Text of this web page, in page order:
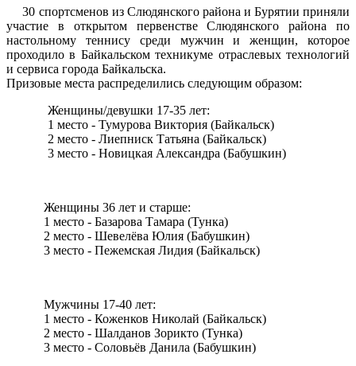
30 спортсменов из Слюдянского района и Бурятии приняли
участие в открытом первенстве Слюдянского района по
настольному теннису среди мужчин и женщин, которое
проходило в Байкальском техникуме отраслевых технологий
и сервиса города Байкальска.
Призовые места распределились следующим образом:
Женщины/девушки 17-35 лет:
1 место - Тумурова Виктория (Байкальск)
2 место - Лиепниск Татьяна (Байкальск)
3 место - Новицкая Александра (Бабушкин)
Женщины 36 лет и старше:
1 место - Базарова Тамара (Тунка)
2 место - Шевелёва Юлия (Бабушкин)
3 место - Пежемская Лидия (Байкальск)
Мужчины 17-40 лет:
1 место - Коженков Николай (Байкальск)
2 место - Шалданов Зорикто (Тунка)
3 место - Соловьёв Данила (Бабушкин)